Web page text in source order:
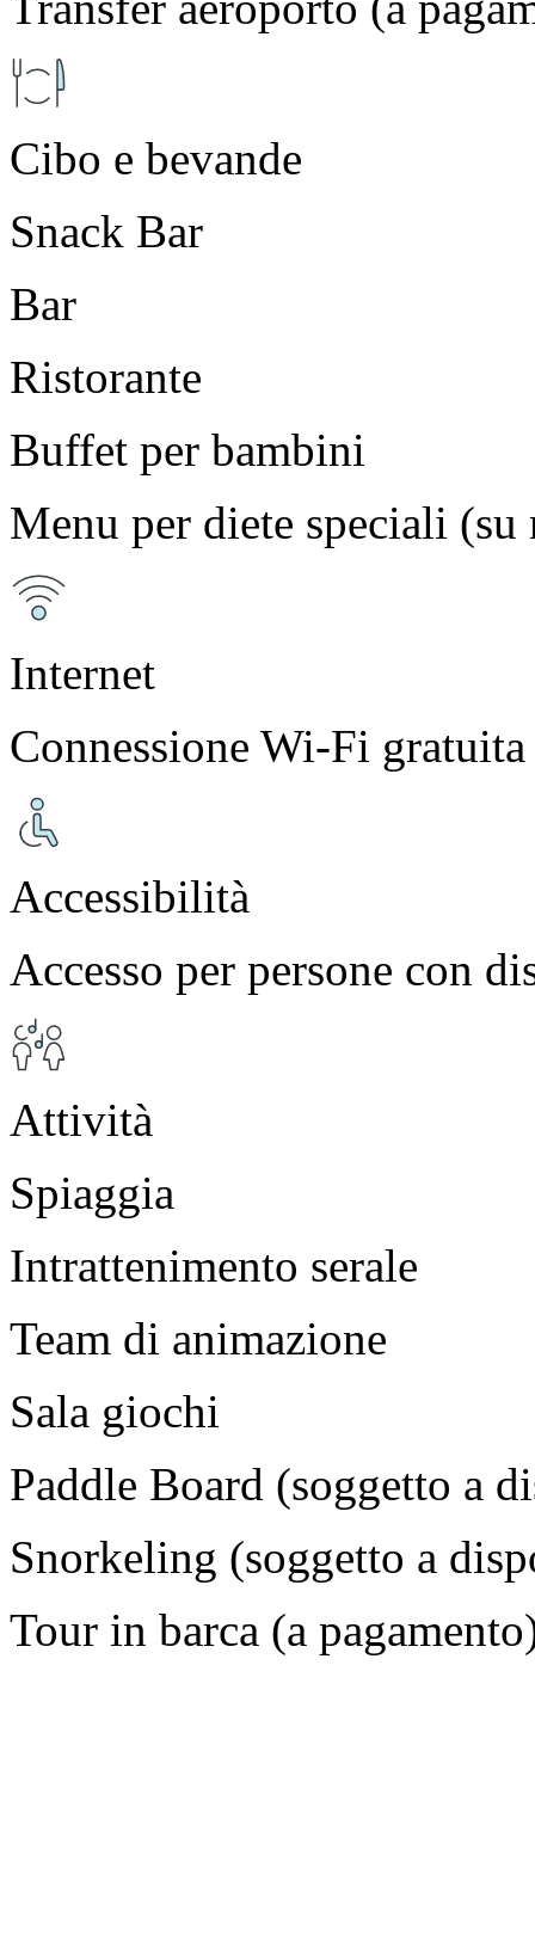
Cibo e bevande
Snack Bar
Bar
Ristorante
Buffet per bambini
Menu per diete speciali (su
Internet
Connessione Wi-Fi gratuita
Accessibilità
Accesso per persone con
Attività
Spiaggia
Intrattenimento serale
Team di animazione
Sala giochi
Paddle Board (soggetto a
Snorkeling (soggetto a
Tour in barca (a